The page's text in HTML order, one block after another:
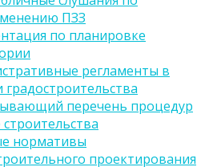
ПЗЗ
по планировке
регламенты в
градостроительства
перечень процедур
строительства
нормативы
проектирования